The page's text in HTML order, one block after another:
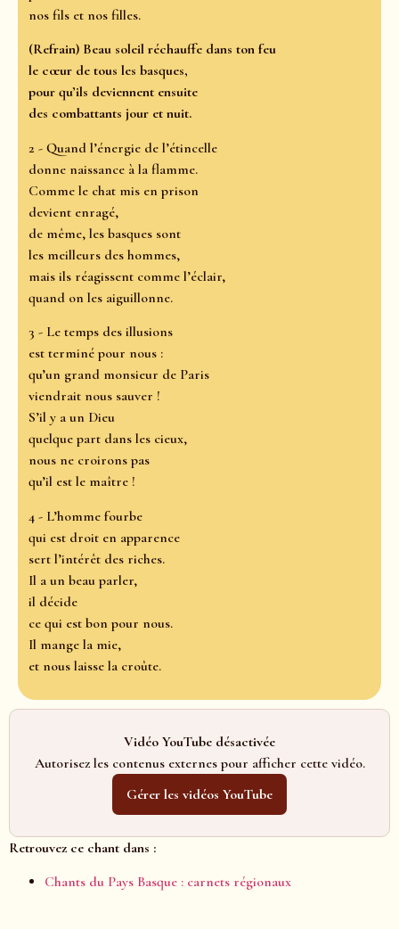
nos fils et nos filles.
(Refrain) Beau soleil réchauffe dans ton feu
le cœur de tous les basques,
pour qu’ils deviennent ensuite
des combattants jour et nuit.
2 - Quand l’énergie de l’étincelle
donne naissance à la flamme.
Comme le chat mis en prison
devient enragé,
de même, les basques sont
les meilleurs des hommes,
mais ils réagissent comme l’éclair,
quand on les aiguillonne.
3 - Le temps des illusions
est terminé pour nous :
qu’un grand monsieur de Paris
viendrait nous sauver !
S’il y a un Dieu
quelque part dans les cieux,
nous ne croirons pas
qu’il est le maître !
4 - L’homme fourbe
qui est droit en apparence
sert l’intérêt des riches.
Il a un beau parler,
il décide
ce qui est bon pour nous.
Il mange la mie,
et nous laisse la croûte.
Vidéo YouTube désactivée
Autorisez les contenus externes pour afficher cette vidéo.
Gérer les vidéos YouTube
Retrouvez ce chant dans :
Chants du Pays Basque : carnets régionaux